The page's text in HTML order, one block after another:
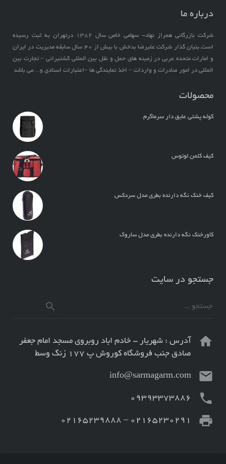
درباره ما
شرکت بازرگانی همراز نهاد- سهامی خاص سال ۱۳۸۲ درتهران به ثبت رسیده
است.بنیان گذار شرکت علیرضا بدخش با بیش از ۴۰ سال سابقه مدیریت در ایران
و امارات متحده عربی در زمینه های حمل و نقل بین المللی کشتیرانی – تجارت بین
المللی در امور صادرات و واردات – اخذ نمایندگی ها –اعتبارات اسنادی و…می باشد
محصولات
کوله پشتی عایق دار سرماگرم
کیف کلمن لوتوس
کیف خنک نگه دارنده بطری مدل سردکس
کاورخنک نگه دارنده بطری مدل ساروک
جستجو در سایت
آدرس : شهریار - خادم اباد روبروی مسجد امام جعفر
صادق جنب فروشگاه کوروش پ ۱۷۷ زنگ وسط
info@sarmagarm.com
۰۹۳۹۳۳۷۳۸۸۶
02165230291 – 02165239888